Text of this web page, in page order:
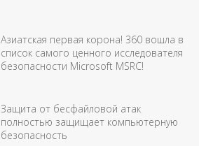
Азиатская первая корона! 360 вошла в
список самого ценного исследователя
безопасности Microsoft MSRC!
Защита от бесфайловой атак
полностью защищает компьютерную
безопасность